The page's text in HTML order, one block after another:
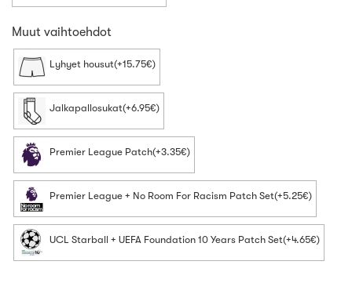
Muut vaihtoehdot
Lyhyet housut(+15.75€)
Jalkapallosukat(+6.95€)
Premier League Patch(+3.35€)
Premier League + No Room For Racism Patch Set(+5.25€)
UCL Starball + UEFA Foundation 10 Years Patch Set(+4.65€)